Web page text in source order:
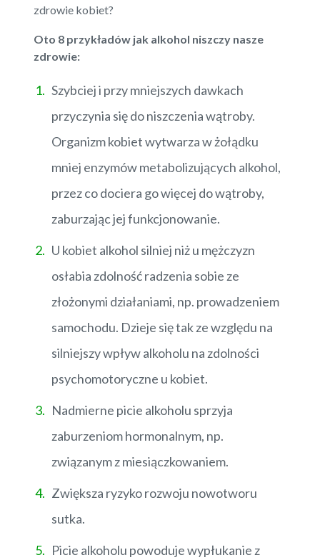
zdrowie kobiet?
Oto 8 przykładów jak alkohol niszczy nasze
zdrowie:
Szybciej i przy mniejszych dawkach
przyczynia się do niszczenia wątroby.
Organizm kobiet wytwarza w żołądku
mniej enzymów metabolizujących alkohol,
przez co dociera go więcej do wątroby,
zaburzając jej funkcjonowanie.
U kobiet alkohol silniej niż u mężczyzn
osłabia zdolność radzenia sobie ze
złożonymi działaniami, np. prowadzeniem
samochodu. Dzieje się tak ze względu na
silniejszy wpływ alkoholu na zdolności
psychomotoryczne u kobiet.
Nadmierne picie alkoholu sprzyja
zaburzeniom hormonalnym, np.
związanym z miesiączkowaniem.
Zwiększa ryzyko rozwoju nowotworu
sutka.
Picie alkoholu powoduje wypłukanie z